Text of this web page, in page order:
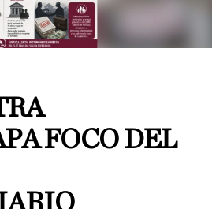
FOCO DEL